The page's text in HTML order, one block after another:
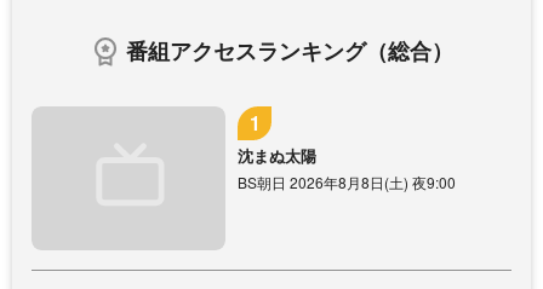
番組アクセスランキング（総合）
沈まぬ太陽
BS朝日 2026年8月8日(土) 夜9:00